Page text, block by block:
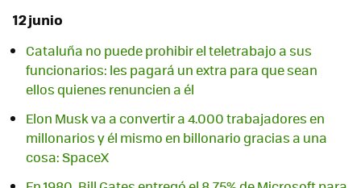
12 junio
Cataluña no puede prohibir el teletrabajo a sus
funcionarios: les pagará un extra para que sean
ellos quienes renuncien a él
Elon Musk va a convertir a 4.000 trabajadores en
millonarios y él mismo en billonario gracias a una
cosa: SpaceX